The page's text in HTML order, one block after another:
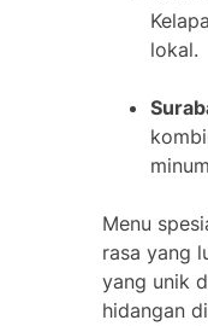
lokal.
Menu
rasa yang
yang unik
hidangan